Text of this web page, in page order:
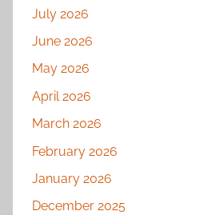
July 2026
June 2026
May 2026
April 2026
March 2026
February 2026
January 2026
December 2025